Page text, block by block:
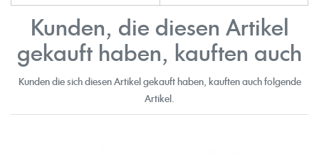
Kunden, die diesen Artikel
gekauft haben, kauften auch
Kunden die sich diesen Artikel gekauft haben, kauften auch folgende
Artikel.